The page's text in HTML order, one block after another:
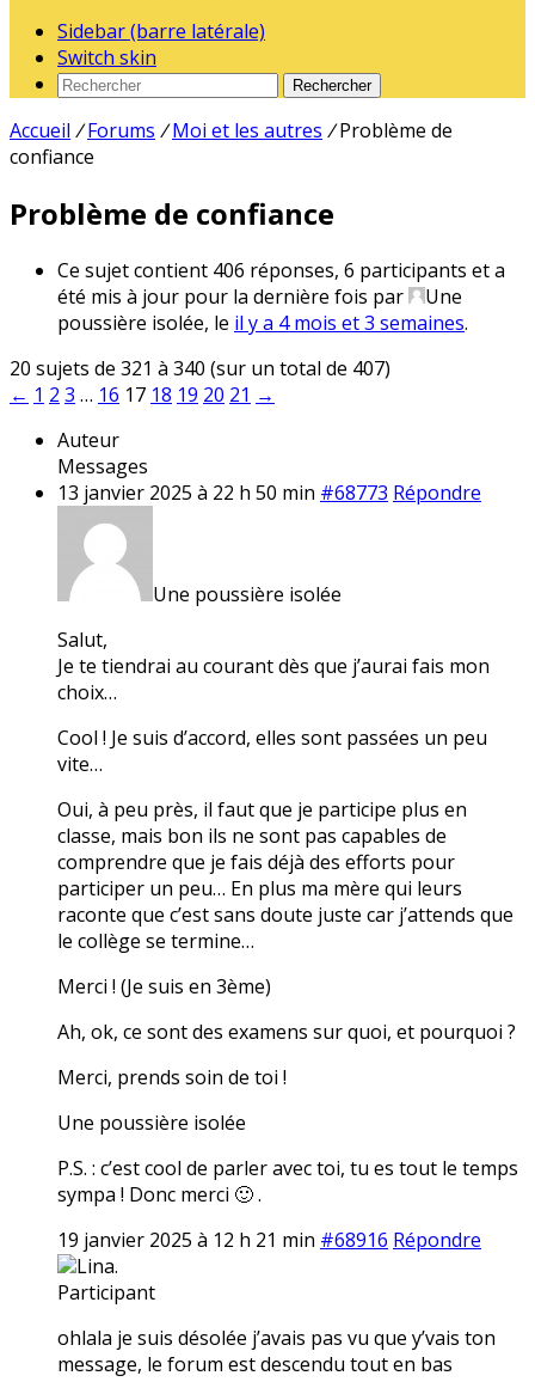
Sidebar (barre latérale)
Switch skin
Rechercher
Accueil / Forums / Moi et les autres / Problème de
confiance
Problème de confiance
Ce sujet contient 406 réponses, 6 participants et a
été mis à jour pour la dernière fois par
Une
poussière isolée, le il y a 4 mois et 3 semaines.
20 sujets de 321 à 340 (sur un total de 407)
← 1 2 3 … 16 17 18 19 20 21 →
Auteur
Messages
13 janvier 2025 à 22 h 50 min #68773 Répondre
Une poussière isolée
Salut,
Je te tiendrai au courant dès que j’aurai fais mon
choix…
Cool ! Je suis d’accord, elles sont passées un peu
vite…
Oui, à peu près, il faut que je participe plus en
classe, mais bon ils ne sont pas capables de
comprendre que je fais déjà des efforts pour
participer un peu… En plus ma mère qui leurs
raconte que c’est sans doute juste car j’attends que
le collège se termine…
Merci ! (Je suis en 3ème)
Ah, ok, ce sont des examens sur quoi, et pourquoi ?
Merci, prends soin de toi !
Une poussière isolée
P.S. : c’est cool de parler avec toi, tu es tout le temps
sympa ! Donc merci 🙂 .
19 janvier 2025 à 12 h 21 min #68916 Répondre
Lina.
Participant
ohlala je suis désolée j’avais pas vu que y’vais ton
message, le forum est descendu tout en bas